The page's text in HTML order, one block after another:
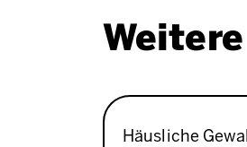
Häusliche